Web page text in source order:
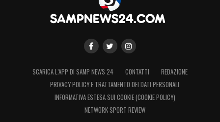
SCARICA L’APP DI SAMP NEWS 24 CONTATTI
REDAZIONE
PRIVACY POLICY E TRATTAMENTO DEI DATI PERSONALI
INFORMATIVA ESTESA SUI COOKIE (COOKIE POLICY)
NETWORK SPORT REVIEW